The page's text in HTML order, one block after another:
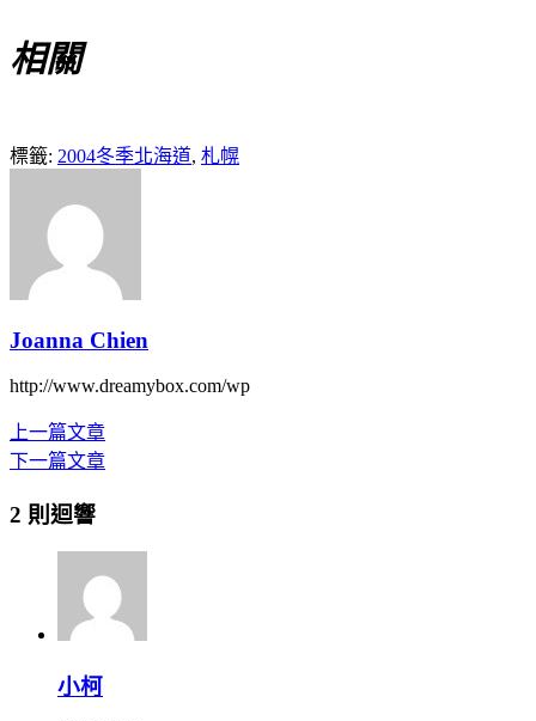
相關
標籤: 2004冬季北海道, 札幌
Joanna Chien
http://www.dreamybox.com/wp
上一篇文章
下一篇文章
2 則迴響
小柯